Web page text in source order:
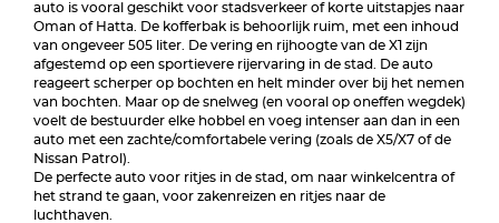
auto is vooral geschikt voor stadsverkeer of korte uitstapjes naar
Oman of Hatta. De kofferbak is behoorlijk ruim, met een inhoud
van ongeveer 505 liter. De vering en rijhoogte van de X1 zijn
afgestemd op een sportievere rijervaring in de stad. De auto
reageert scherper op bochten en helt minder over bij het nemen
van bochten. Maar op de snelweg (en vooral op oneffen wegdek)
voelt de bestuurder elke hobbel en voeg intenser aan dan in een
auto met een zachte/comfortabele vering (zoals de X5/X7 of de
Nissan Patrol).
De perfecte auto voor ritjes in de stad, om naar winkelcentra of
het strand te gaan, voor zakenreizen en ritjes naar de
luchthaven.